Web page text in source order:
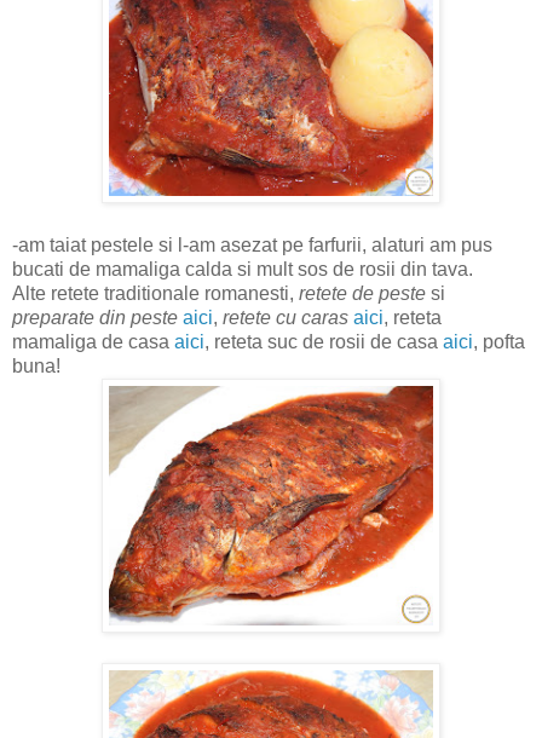
-am taiat pestele si l-am asezat pe farfurii, alaturi am pus
bucati de mamaliga calda si mult sos de rosii din tava.
Alte retete traditionale romanesti, retete de peste si
preparate din peste aici, retete cu caras aici, reteta
mamaliga de casa aici, reteta suc de rosii de casa aici, pofta
buna!